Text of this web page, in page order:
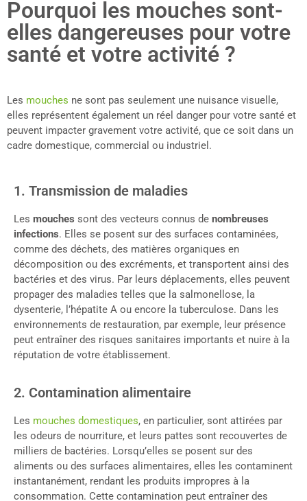
Pourquoi les mouches sont-
elles dangereuses pour votre
santé et votre activité ?
Les mouches ne sont pas seulement une nuisance visuelle,
elles représentent également un réel danger pour votre santé et
peuvent impacter gravement votre activité, que ce soit dans un
cadre domestique, commercial ou industriel.
1. Transmission de maladies
Les mouches sont des vecteurs connus de nombreuses
infections. Elles se posent sur des surfaces contaminées,
comme des déchets, des matières organiques en
décomposition ou des excréments, et transportent ainsi des
bactéries et des virus. Par leurs déplacements, elles peuvent
propager des maladies telles que la salmonellose, la
dysenterie, l’hépatite A ou encore la tuberculose. Dans les
environnements de restauration, par exemple, leur présence
peut entraîner des risques sanitaires importants et nuire à la
réputation de votre établissement.
2. Contamination alimentaire
Les mouches domestiques, en particulier, sont attirées par
les odeurs de nourriture, et leurs pattes sont recouvertes de
milliers de bactéries. Lorsqu’elles se posent sur des
aliments ou des surfaces alimentaires, elles les contaminent
instantanément, rendant les produits impropres à la
consommation. Cette contamination peut entraîner des